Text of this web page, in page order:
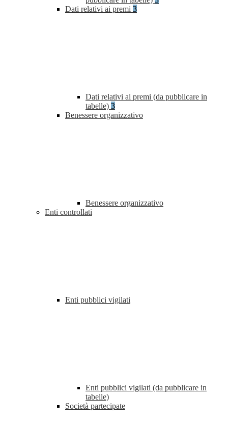
Dati relativi ai premi 3
Dati relativi ai premi (da pubblicare in
tabelle) 3
Benessere organizzativo
Benessere organizzativo
Enti controllati
Enti pubblici vigilati
Enti pubblici vigilati (da pubblicare in
tabelle)
Società partecipate